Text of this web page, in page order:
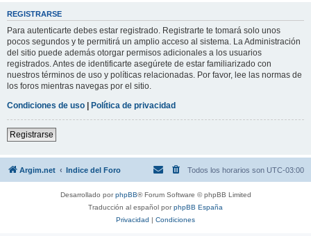
REGISTRARSE
Para autenticarte debes estar registrado. Registrarte te tomará solo unos
pocos segundos y te permitirá un amplio acceso al sistema. La Administración
del sitio puede además otorgar permisos adicionales a los usuarios
registrados. Antes de identificarte asegúrete de estar familiarizado con
nuestros términos de uso y políticas relacionadas. Por favor, lee las normas de
los foros mientras navegas por el sitio.
Condiciones de uso | Política de privacidad
Registrarse
Argim.net Indice del Foro Todos los horarios son UTC-03:00
Desarrollado porphpBB® Forum Software © phpBB Limited
Traducción al español porphpBB España
Privacidad | Condiciones